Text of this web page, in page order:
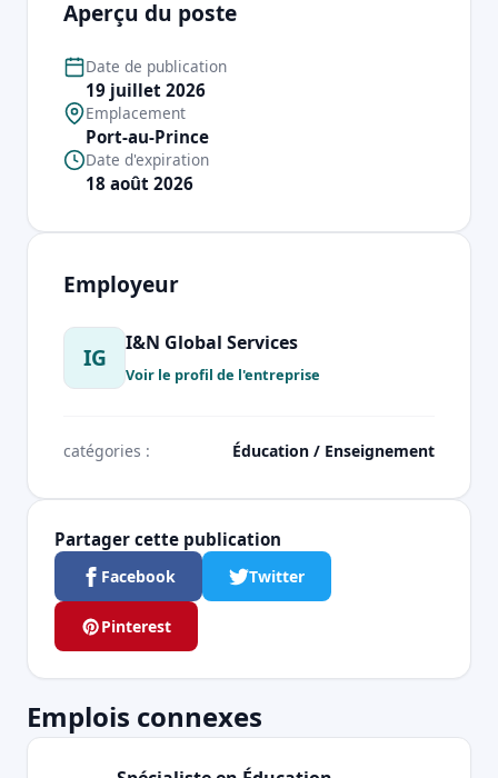
Aperçu du poste
Date de publication
19 juillet 2026
Emplacement
Port-au-Prince
Date d'expiration
18 août 2026
Employeur
IG I&N Global Services
Voir le profil de l'entreprise
catégories : Éducation / Enseignement
Partager cette publication
Facebook Twitter
Pinterest
Emplois connexes